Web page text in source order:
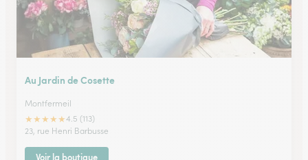
Au Jardin de Cosette
Montfermeil
★★★★★4.5 (113)
23, rue Henri Barbusse
Voir la boutique